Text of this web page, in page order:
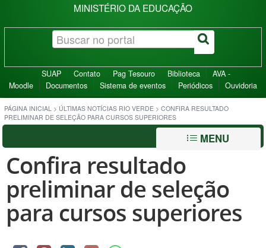
MINISTÉRIO DA EDUCAÇÃO
SUAP Contato Pag Tesouro Biblioteca
AVA -
Moodle
Documentos Sistema de eventos Periódicos Ouvidoria
PÁGINA INICIAL > ÚLTIMAS NOTÍCIAS RIO VERDE > CONFIRA RESULTADO
PRELIMINAR DE SELEÇÃO PARA CURSOS SUPERIORES
MENU
Confira resultado
preliminar de seleção
para cursos superiores